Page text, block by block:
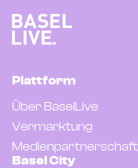
Plattform
Über BaselLive
Vermarktung
Medienpartnerschaft
Basel City